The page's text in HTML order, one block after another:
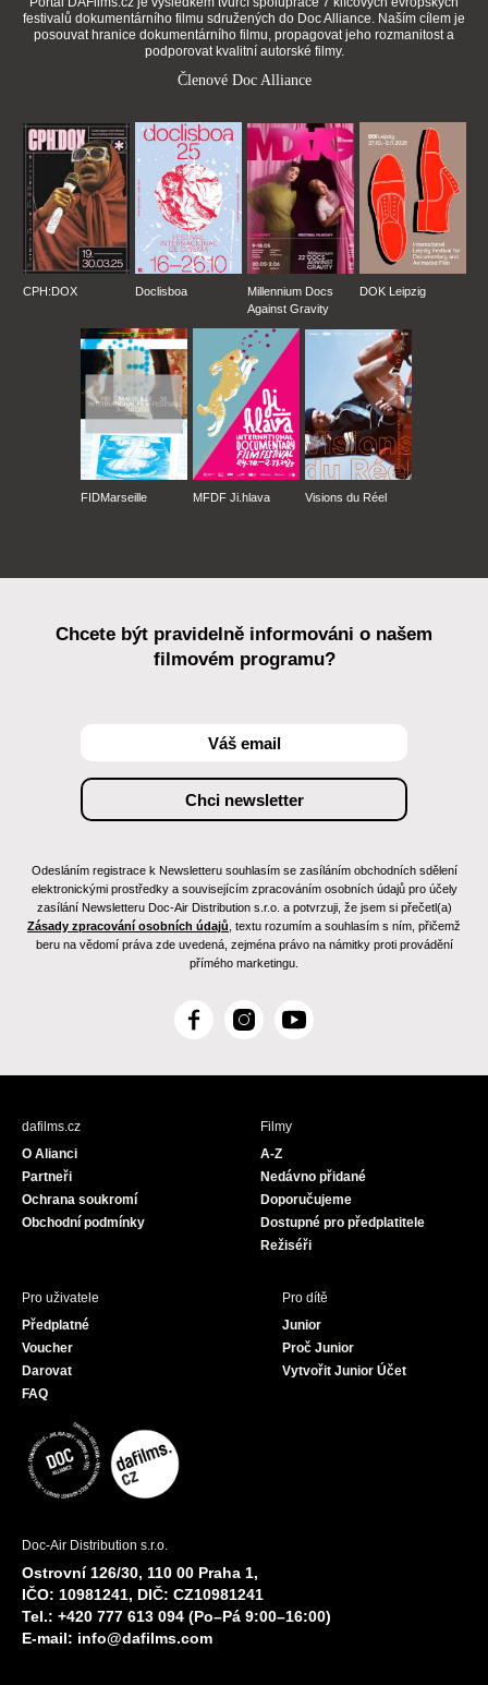
festivalů dokumentárního filmu sdružených do Doc Alliance. Naším cílem je
posouvat hranice dokumentárního filmu, propagovat jeho rozmanitost a
podporovat kvalitní autorské filmy.
Členové Doc Alliance
CPH:DOX Doclisboa
Millennium Docs
Against Gravity
DOK Leipzig
FIDMarseille MFDF Ji.hlava Visions du Réel
Chcete být pravidelně informováni o našem
filmovém programu?
Odesláním registrace k Newsletteru souhlasím se zasíláním obchodních sdělení
elektronickými prostředky a souvisejícím zpracováním osobních údajů pro účely
zasílání Newsletteru Doc-Air Distribution s.r.o. a potvrzuji, že jsem si přečetl(a)
Zásady zpracování osobních údajů , textu rozumím a souhlasím s ním, přičemž
beru na vědomí práva zde uvedená, zejména právo na námitky proti provádění
přímého marketingu.
F
c
I
s
Y
u
dafilms.cz
O Alianci
Partneři
Ochrana soukromí
Obchodní podmínky
Filmy
A-Z
Nedávno přidané
Doporučujeme
Dostupné pro předplatitele
Režiséři
Pro uživatele
Předplatné
Voucher
Darovat
FAQ
Pro dítě
Junior
Proč Junior
Vytvořit Junior Účet
Doc-Air Distribution s.r.o.
Ostrovní 126/30, 110 00 Praha 1,
IČO: 10981241, DIČ: CZ10981241
Tel.: +420 777 613 094 (Po–Pá 9:00–16:00)
E-mail: info@dafilms.com